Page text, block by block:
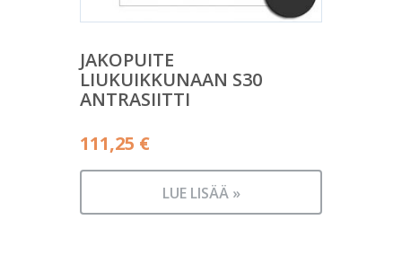
JAKOPUITE
LIUKUIKKUNAAN S30
ANTRASIITTI
111,25 €
LUE LISÄÄ »